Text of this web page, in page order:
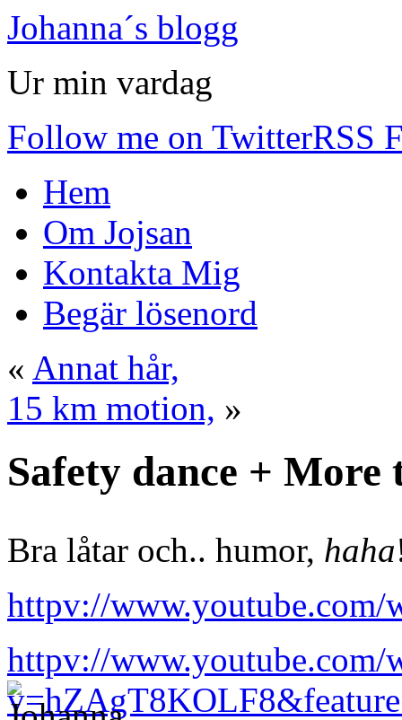
Johanna´s blogg
Ur min vardag
Follow me on TwitterRSS
Hem
Om Jojsan
Kontakta Mig
Begär lösenord
« Annat hår,
15 km motion, »
Safety dance + More
Bra låtar och.. humor, haha
httpv://
httpv://www.youtube.com/